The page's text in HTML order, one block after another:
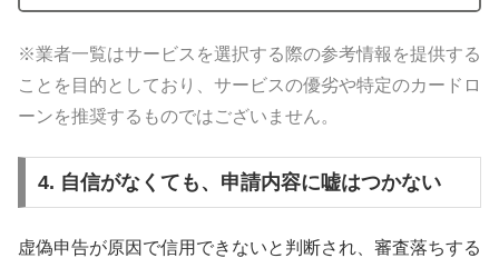
※業者一覧はサービスを選択する際の参考情報を提供する
ことを目的としており、サービスの優劣や特定のカードロ
ーンを推奨するものではございません。
4. 自信がなくても、申請内容に嘘はつかない
虚偽申告が原因で信用できないと判断され、審査落ちする